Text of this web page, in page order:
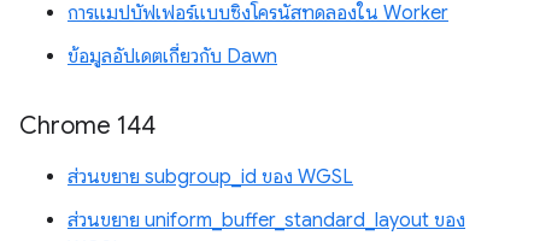
การแมปบัฟเฟอร์แบบซิงโครนัสทดลองใน Worker
ข้อมูลอัปเดตเกี่ยวกับ Dawn
Chrome 144
ส่วนขยาย subgroup_id ของ WGSL
ส่วนขยาย uniform_buffer_standard_layout ของ